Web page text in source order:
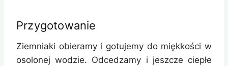
Przygotowanie
Ziemniaki obieramy i gotujemy do miękkości w
osolonej wodzie. Odcedzamy i jeszcze ciepłe